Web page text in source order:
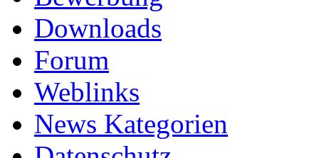
Downloads
Forum
Weblinks
News Kategorien